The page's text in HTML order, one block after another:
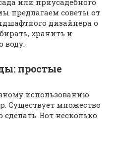
или приусадебного
предлагаем советы от
дизайнера о
хранить и
воду.
простые
использованию
Существует множество
Вот несколько